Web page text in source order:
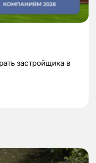
застройщика в